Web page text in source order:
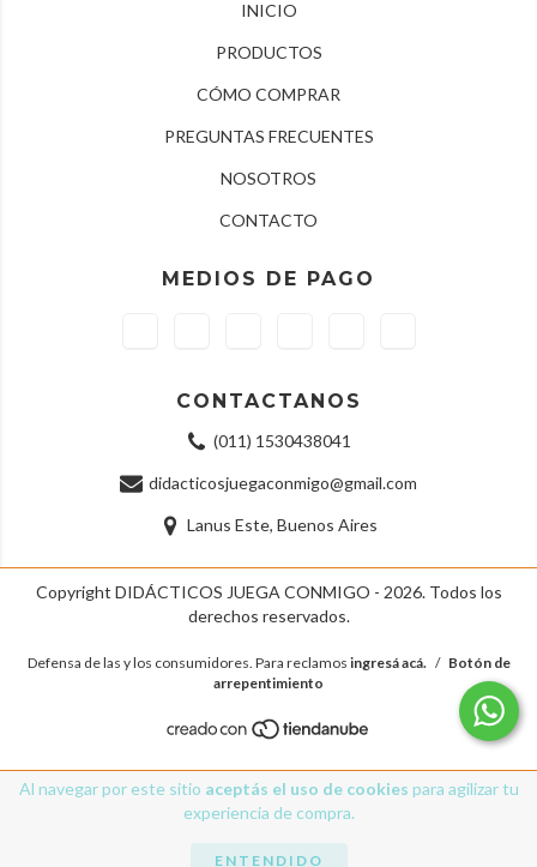
Al navegar por este sitio aceptás el uso de cookies para agilizar tu
experiencia de compra.
ENTENDIDO
INICIO
PRODUCTOS
CÓMO COMPRAR
PREGUNTAS FRECUENTES
NOSOTROS
CONTACTO
MEDIOS DE PAGO
CONTACTANOS
(011) 1530438041
didacticosjuegaconmigo@gmail.com
Lanus Este, Buenos Aires
Copyright DIDÁCTICOS JUEGA CONMIGO - 2026. Todos los
derechos reservados.
Defensa de las y los consumidores. Para reclamos ingresá acá. / Botón de
arrepentimiento